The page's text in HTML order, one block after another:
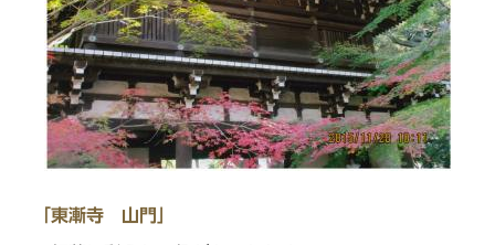
「東漸寺 山門」